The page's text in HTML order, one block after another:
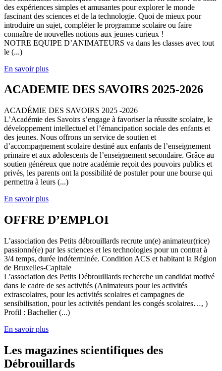
des expériences simples et amusantes pour explorer le monde
fascinant des sciences et de la technologie. Quoi de mieux pour
introduire un sujet, compléter le programme scolaire ou faire
connaître de nouvelles notions aux jeunes curieux !
NOTRE EQUIPE D’ANIMATEURS va dans les classes avec tout
le (...)
En savoir plus
ACADEMIE DES SAVOIRS 2025-2026
ACADÉMIE DES SAVOIRS 2025 -2026
L’Académie des Savoirs s’engage à favoriser la réussite scolaire, le
développement intellectuel et l’émancipation sociale des enfants et
des jeunes. Nous offrons un service de soutien et
d’accompagnement scolaire destiné aux enfants de l’enseignement
primaire et aux adolescents de l’enseignement secondaire. Grâce au
soutien généreux que notre académie reçoit des pouvoirs publics et
privés, les parents ont la possibilité de postuler pour une bourse qui
permettra à leurs (...)
En savoir plus
OFFRE D’EMPLOI
L’association des Petits débrouillards recrute un(e) animateur(rice)
passionné(e) par les sciences et les technologies pour un contrat à
3/4 temps, durée indéterminée. Condition ACS et habitant la Région
de Bruxelles-Capitale
L’association des Petits Débrouillards recherche un candidat motivé
dans le cadre de ses activités (Animateurs pour les activités
extrascolaires, pour les activités scolaires et campagnes de
sensibilisation, pour les activités pendant les congés scolaires…, )
Profil : Bachelier (...)
En savoir plus
Les magazines scientifiques des
Débrouillards